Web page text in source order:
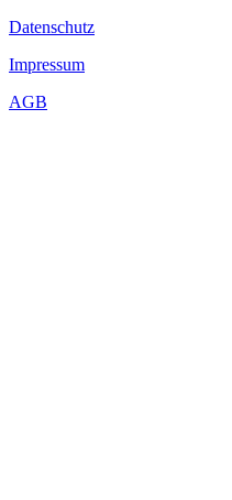
Datenschutz
Impressum
AGB